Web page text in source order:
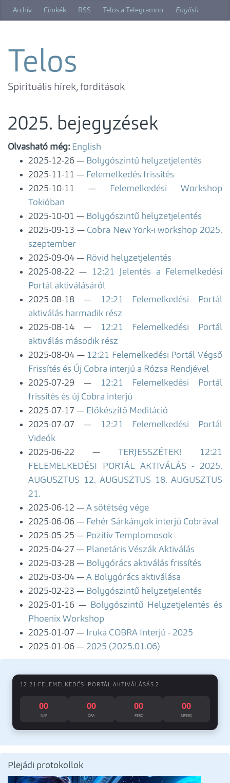
Archív Címkék RSS Telos a Telegramon English
Telos
Spirituális hírek, fordítások
2025. bejegyzések
Olvasható még: English
2025-12-26
Bolygószintű helyzetjelentés
2025-11-11
Felemelkedés frissítés
2025-10-11
Felemelkedési Workshop
Tokióban
2025-10-01
Bolygószintű helyzetjelentés
2025-09-13
Cobra New York-i workshop 2025.
szeptember
2025-09-04
Rövid helyzetjelentés
2025-08-22
12:21 Jelentés a Felemelkedési
Portál aktiválásáról
2025-08-18
12:21 Felemelkedési Portál
aktiválás harmadik rész
2025-08-14
12:21 Felemelkedési Portál
aktiválás második rész
2025-08-04
12:21 Felemelkedési Portál Végső
Frissítés és Új Cobra interjú a Rózsa Rendjével
2025-07-29
12:21 Felemelkedési Portál
frissítés és új Cobra interjú
2025-07-17
Előkészítő Meditáció
2025-07-07
12:21 Felemelkedési Portál
Videók
2025-06-22
TERJESSZÉTEK! 12:21
FELEMELKEDÉSI PORTÁL AKTIVÁLÁS - 2025.
AUGUSZTUS 12. AUGUSZTUS 18. AUGUSZTUS
21.
2025-06-12
A sötétség vége
2025-06-06
Fehér Sárkányok interjú Cobrával
2025-05-25
Pozitív Templomosok
2025-04-27
Planetáris Vészák Aktiválás
2025-03-28
Bolygórács aktiválás frissítés
2025-03-04
A Bolygórács aktiválása
2025-02-23
Bolygószintű helyzetjelentés
2025-01-16
Bolygószintű Helyzetjelentés és
Phoenix Workshop
2025-01-07
Iruka COBRA Interjú - 2025
2025-01-06
2025 (2025.01.06)
12:21 FELEMELKEDÉSI PORTÁL AKTIVÁLÁSÁS 2
00
NAP
00
ÓRA
00
PERC
00
MPERC
Plejádi protokollok